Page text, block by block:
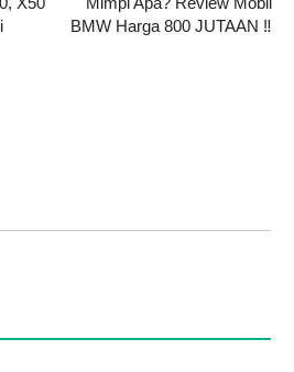
BMW Harga 800 JUTAAN ‼️